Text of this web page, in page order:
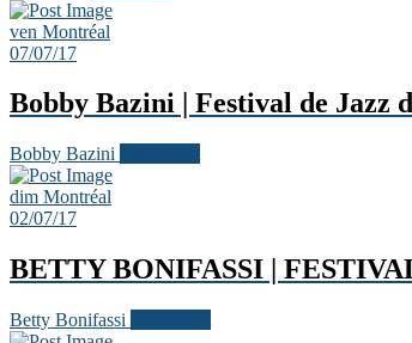
ven Montréal
07/07/17
Bobby Bazini | Festival de Jazz
Bobby Bazini
dim Montréal
02/07/17
BETTY BONIFASSI |
Betty Bonifassi